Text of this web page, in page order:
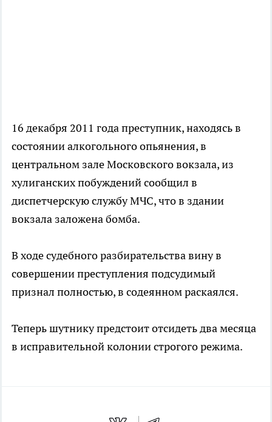
16 декабря 2011 года преступник, находясь в
состоянии алкогольного опьянения, в
центральном зале Московского вокзала, из
хулиганских побуждений сообщил в
диспетчерскую службу МЧС, что в здании
вокзала заложена бомба.
В ходе судебного разбирательства вину в
совершении преступления подсудимый
признал полностью, в содеянном раскаялся.
Теперь шутнику предстоит отсидеть два месяца
в исправительной колонии строгого режима.